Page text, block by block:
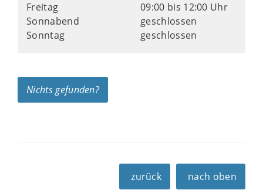
Freitag
09:00 bis 12:00 Uhr
Sonnabend
geschlossen
Sonntag
geschlossen
Nichts gefunden?
zurück nach oben